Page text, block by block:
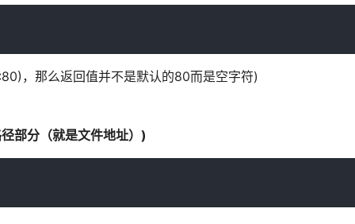
，那么返回值并不是默认的80而是空字符)
部分（就是文件地址）)